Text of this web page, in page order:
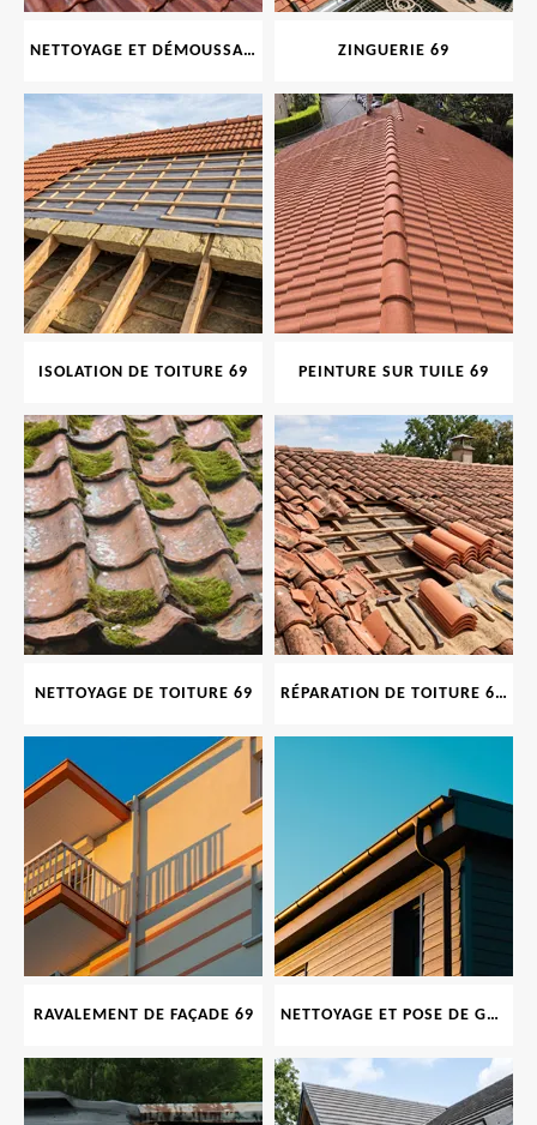
NETTOYAGE ET DÉMOUSSAGE DE TOITURE ET FAÇADE 69 ZINGUERIE 69
ISOLATION DE TOITURE 69 PEINTURE SUR TUILE 69
NETTOYAGE DE TOITURE 69 RÉPARATION DE TOITURE 69 RHONE, TUILES CASSÉES OU ABIMÉES
RAVALEMENT DE FAÇADE 69 NETTOYAGE ET POSE DE GOUTTIÈRE 69